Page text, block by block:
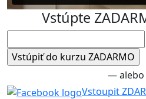
Vstúpte
—
Vstoupit